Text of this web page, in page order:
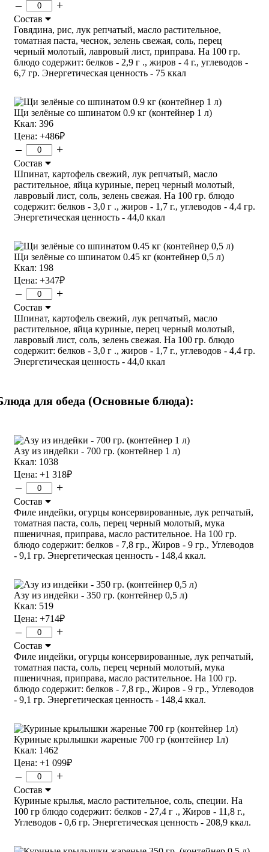
– +
Состав
Говядина, рис, лук репчатый, масло растительное,
томатная паста, чеснок, зелень свежая, соль, перец
черный молотый, лавровый лист, приправа. На 100 гр.
блюдо содержит: белков - 2,9 г ., жиров - 4 г., углеводов -
6,7 гр. Энергетическая ценность - 75 ккал
Щи зелёные со шпинатом 0.9 кг (контейнер 1 л)
Ккал: 396
Цена: +486₽
– +
Состав
Шпинат, картофель свежий, лук репчатый, масло
растительное, яйца куриные, перец черный молотый,
лавровый лист, соль, зелень свежая. На 100 гр. блюдо
содержит: белков - 3,0 г ., жиров - 1,7 г., углеводов - 4,4 гр.
Энергетическая ценность - 44,0 ккал
Щи зелёные со шпинатом 0.45 кг (контейнер 0,5 л)
Ккал: 198
Цена: +347₽
– +
Состав
Шпинат, картофель свежий, лук репчатый, масло
растительное, яйца куриные, перец черный молотый,
лавровый лист, соль, зелень свежая. На 100 гр. блюдо
содержит: белков - 3,0 г ., жиров - 1,7 г., углеводов - 4,4 гр.
Энергетическая ценность - 44,0 ккал
для обеда (Основные блюда):
Азу из индейки - 700 гр. (контейнер 1 л)
Ккал: 1038
Цена: +1 318₽
– +
Состав
Филе индейки, огурцы консервированные, лук репчатый,
томатная паста, соль, перец черный молотый, мука
пшеничная, приправа, масло растительное. На 100 гр.
блюдо содержит: белков - 7,8 гр., Жиров - 9 гр., Углеводов
- 9,1 гр. Энергетическая ценность - 148,4 ккал.
Азу из индейки - 350 гр. (контейнер 0,5 л)
Ккал: 519
Цена: +714₽
– +
Состав
Филе индейки, огурцы консервированные, лук репчатый,
томатная паста, соль, перец черный молотый, мука
пшеничная, приправа, масло растительное. На 100 гр.
блюдо содержит: белков - 7,8 гр., Жиров - 9 гр., Углеводов
- 9,1 гр. Энергетическая ценность - 148,4 ккал.
Куриные крылышки жареные 700 гр (контейнер 1л)
Ккал: 1462
Цена: +1 099₽
– +
Состав
Куриные крылья, масло растительное, соль, специи. На
100 гр блюдо содержит: белков - 27,4 г ., Жиров - 11,8 г.,
Углеводов - 0,6 гр. Энергетическая ценность - 208,9 ккал.